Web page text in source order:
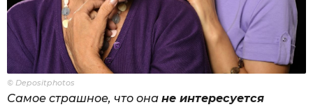
© Depositphotos
Самое страшное, что она не интересуется